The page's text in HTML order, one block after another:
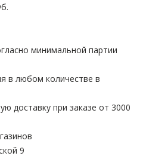
минимальной партии
в любом количестве в
доставку при заказе от 3000
9